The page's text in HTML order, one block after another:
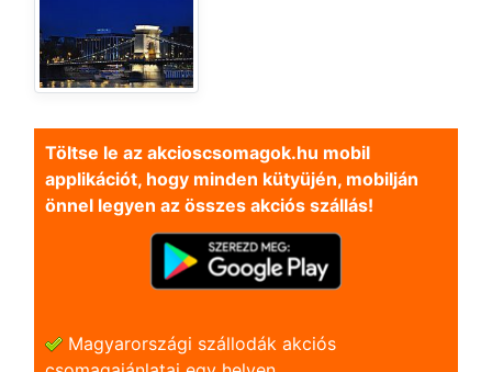
Töltse le az akcioscsomagok.hu mobil
applikációt, hogy minden kütyüjén, mobilján
önnel legyen az összes akciós szállás!
Magyarországi szállodák akciós